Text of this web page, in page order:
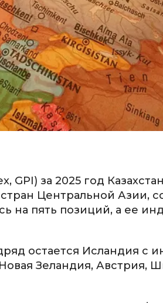
GPI) за 2025 год
Центральной Азии,
на пять позиций, а ее
остается Исландия с
Зеландия, Австрия,